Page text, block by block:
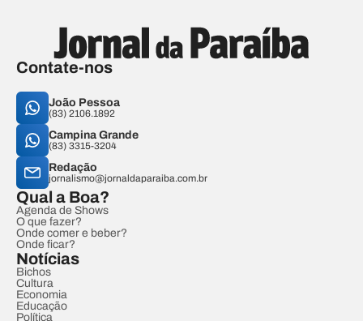
Contate-nos
João Pessoa
(83) 2106.1892
Campina Grande
(83) 3315-3204
Redação
jornalismo@jornaldaparaiba.com.br
Qual a Boa?
Agenda de Shows
O que fazer?
Onde comer e beber?
Onde ficar?
Notícias
Bichos
Cultura
Economia
Educação
Política